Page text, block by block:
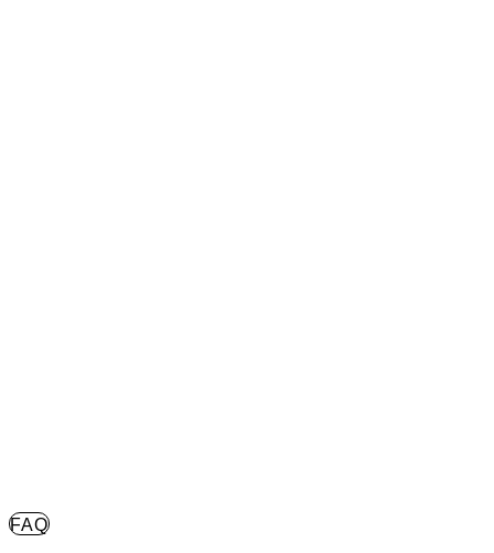
FAQ